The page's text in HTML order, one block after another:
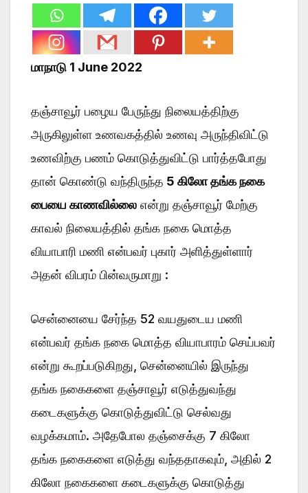
மாநாடு 1 June 2022
தஞ்சாவூர் பழைய பேருந்து நிலையத்திற்கு
அருகிலுள்ள உணவகத்தில் உணவு அருந்திவிட்டு
உணவிற்கு பணம் கொடுத்துவிட்டு பார்த்தபோது
தான் கொண்டு வந்திருந்த 5 கிலோ தங்க நகை
பையை காணவில்லை என்று தஞ்சாவூர் மேற்கு
காவல் நிலையத்தில் தங்க நகை மொத்த
வியாபாரி மணி என்பவர் புகார் அளித்துள்ளார்
அதன் விபரம் பின்வருமாறு :
சென்னையை சேர்ந்த 52 வயதுடைய மணி
என்பவர் தங்க நகை மொத்த வியாபாரம் செய்பவர்
என்று கூறப்படுகிறது, சென்னையில் இருந்து
தங்க நகைகளை தஞ்சாவூர் எடுத்துவந்து
கடைகளுக்கு கொடுத்துவிட்டு செல்வது
வழக்கமாம். அதேபோல தஞ்சைக்கு 7 கிலோ
தங்க நகைகளை எடுத்து வந்ததாகவும், அதில் 2
கிலோ நகைகளை கடைகளுக்கு கொடுத்து